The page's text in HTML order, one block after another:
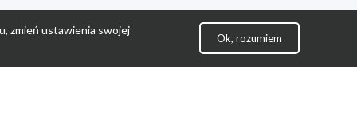
zmień ustawienia swojej
Ok, rozumiem